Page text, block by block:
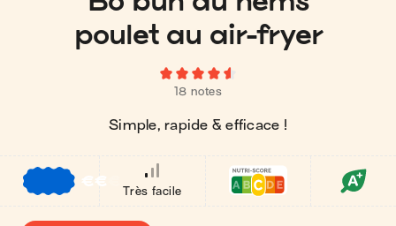
poulet au air-fryer
18 notes
Simple, rapide & efficace !
€€
Très facile